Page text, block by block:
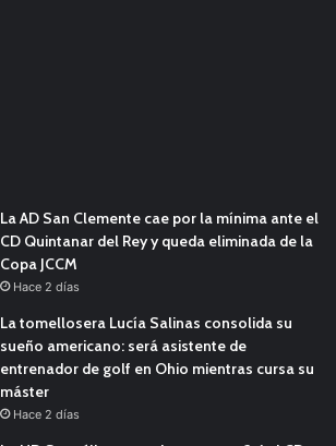
La AD San Clemente cae por la mínima ante el
CD Quintanar del Rey y queda eliminada de la
Copa JCCM
Hace 2 días
La tomellosera Lucía Salinas consolida su
sueño americano: será asistente de
entrenador de golf en Ohio mientras cursa su
máster
Hace 2 días